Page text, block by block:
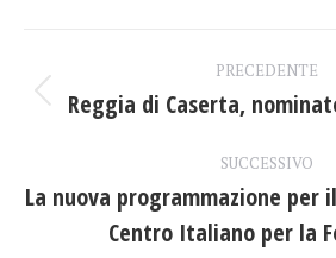
tra
post
PRECEDENTE
Post
Reggia di Caserta,
SUCCESSIVO
post:
La nuova programmazione per il
Centro Italiano per la